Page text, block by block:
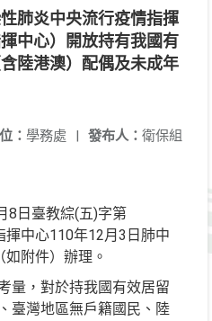
肺炎中央流行疫情指揮
中心）開放持有我國有
陸港澳）配偶及未成年
發布人： 衛保組
： 學務處 |
8日臺教綜(五)字第
中心110年12月3日肺中
附件）辦理。
量，對於持我國有效居留
臺灣地區無戶籍國民、陸